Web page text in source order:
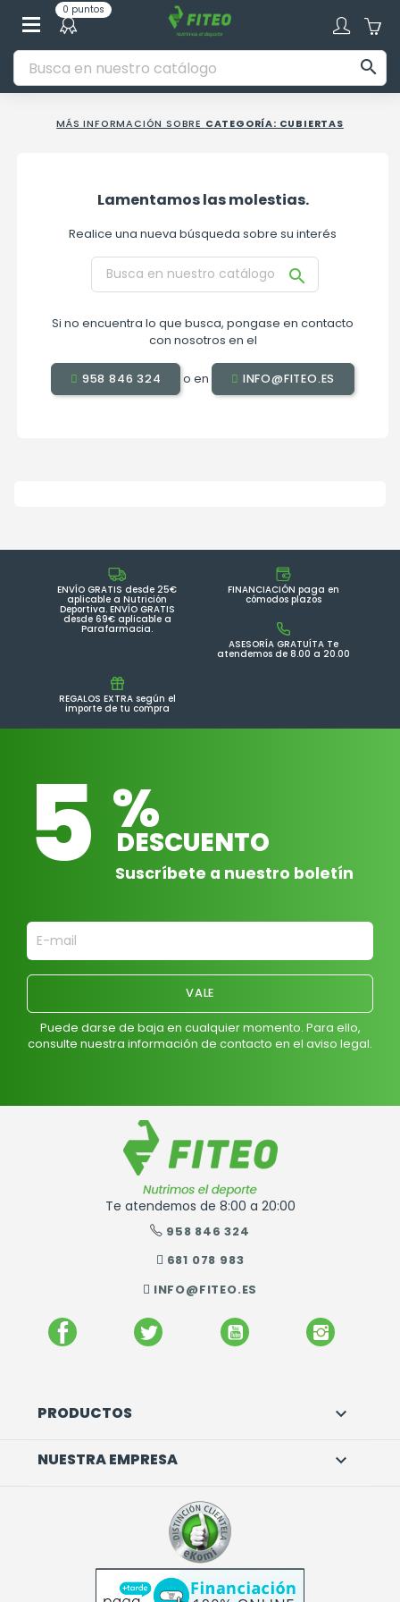
0 puntos

MÁS INFORMACIÓN SOBRE CATEGORÍA: CUBIERTAS
Lamentamos las molestias.
Realice una nueva búsqueda sobre su interés

Si no encuentra lo que busca, pongase en contacto
con nosotros en el
958 846 324 o en INFO@FITEO.ES
ENVÍO GRATIS desde 25€
aplicable a Nutrición
Deportiva. ENVÍO GRATIS
desde 69€ aplicable a
Parafarmacia.
FINANCIACIÓN paga en
cómodos plazos
ASESORÍA GRATUÍTA Te
atendemos de 8.00 a 20.00
REGALOS EXTRA según el
importe de tu compra
5 %
DESCUENTO
Suscríbete a nuestro boletín
Puede darse de baja en cualquier momento. Para ello,
consulte nuestra información de contacto en el aviso legal.
Te atendemos de 8:00 a 20:00
958 846 324
681 078 983
INFO@FITEO.ES
FACEBOOK TWITTER YOUTUBE
PRODUCTOS 
NUESTRA EMPRESA 